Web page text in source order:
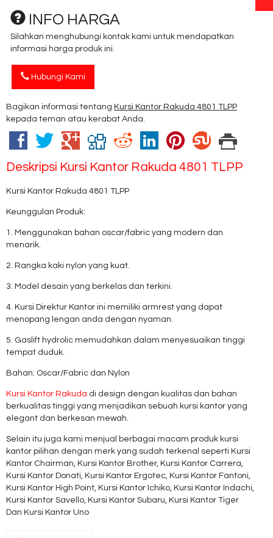
INFO HARGA
Silahkan menghubungi kontak kami untuk mendapatkan
informasi harga produk ini.
Hubungi Kami
Bagikan informasi tentang Kursi Kantor Rakuda 4801 TLPP
kepada teman atau kerabat Anda.
Deskripsi Kursi Kantor Rakuda 4801 TLPP
Kursi Kantor Rakuda 4801 TLPP
Keunggulan Produk:
1. Menggunakan bahan oscar/fabric yang modern dan
menarik.
2. Rangka kaki nylon yang kuat.
3. Model desain yang berkelas dan terkini.
4. Kursi Direktur Kantor ini memiliki armrest yang dapat
menopang lengan anda dengan nyaman.
5. Gaslift hydrolic memudahkan dalam menyesuaikan tinggi
tempat duduk.
Bahan: Oscar/Fabric dan Nylon
Kursi Kantor Rakuda di design dengan kualitas dan bahan
berkualitas tinggi yang menjadikan sebuah kursi kantor yang
elegant dan berkesan mewah.
Selain itu juga kami menjual berbagai macam produk kursi
kantor pilihan dengan merk yang sudah terkenal seperti Kursi
Kantor Chairman, Kursi Kantor Brother, Kursi Kantor Carrera,
Kursi Kantor Donati, Kursi Kantor Ergotec, Kursi Kantor Fantoni,
Kursi Kantor High Point, Kursi Kantor Ichiko, Kursi Kantor Indachi,
Kursi Kantor Savello, Kursi Kantor Subaru, Kursi Kantor Tiger
Dan Kursi Kantor Uno